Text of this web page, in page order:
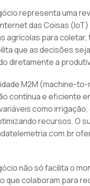
representa uma
das Coisas
agrícolas para
que as decisões
diretamente a
M2M (machine-
contínua e eficiente
como
recursos. O
não só facilita o
colaboram para